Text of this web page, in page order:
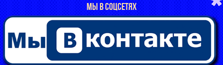
МЫ В СОЦСЕТЯХ